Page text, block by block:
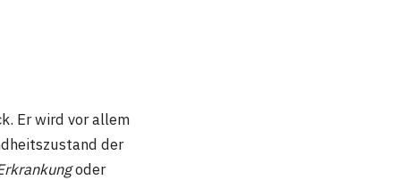
Er wird vor allem
der
oder